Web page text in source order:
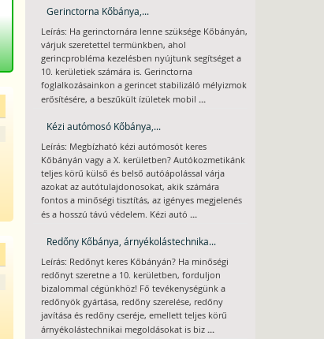
Gerinctorna Kőbánya,...
Leírás: Ha gerinctornára lenne szüksége Kőbányán,
várjuk szeretettel termünkben, ahol
gerincprobléma kezelésben nyújtunk segítséget a
10. kerületiek számára is. Gerinctorna
foglalkozásainkon a gerincet stabilizáló mélyizmok
erősítésére, a beszűkült ízületek mobil ...
Kézi autómosó Kőbánya,...
Leírás: Megbízható kézi autómosót keres
Kőbányán vagy a X. kerületben? Autókozmetikánk
teljes körű külső és belső autóápolással várja
azokat az autótulajdonosokat, akik számára
fontos a minőségi tisztítás, az igényes megjelenés
és a hosszú távú védelem. Kézi autó ...
Redőny Kőbánya, árnyékolástechnika...
Leírás: Redőnyt keres Kőbányán? Ha minőségi
redőnyt szeretne a 10. kerületben, forduljon
bizalommal cégünkhöz! Fő tevékenységünk a
redőnyök gyártása, redőny szerelése, redőny
javítása és redőny cseréje, emellett teljes körű
árnyékolástechnikai megoldásokat is biz ...